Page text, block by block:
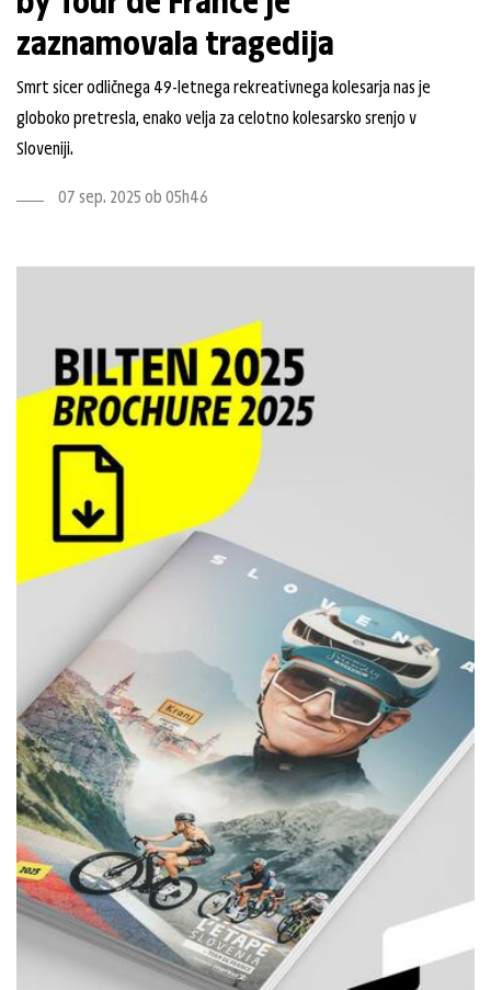
zaznamovala tragedija
Smrt sicer odličnega 49-letnega rekreativnega kolesarja nas je
globoko pretresla, enako velja za celotno kolesarsko srenjo v
Sloveniji.
07 sep. 2025 ob 05h46